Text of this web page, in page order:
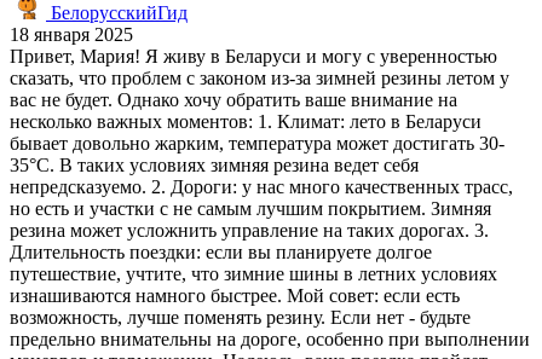
БелорусскийГид
18 января 2025
Привет, Мария! Я живу в Беларуси и могу с уверенностью
сказать, что проблем с законом из-за зимней резины летом у
вас не будет. Однако хочу обратить ваше внимание на
несколько важных моментов: 1. Климат: лето в Беларуси
бывает довольно жарким, температура может достигать 30-
35°C. В таких условиях зимняя резина ведет себя
непредсказуемо. 2. Дороги: у нас много качественных трасс,
но есть и участки с не самым лучшим покрытием. Зимняя
резина может усложнить управление на таких дорогах. 3.
Длительность поездки: если вы планируете долгое
путешествие, учтите, что зимние шины в летних условиях
изнашиваются намного быстрее. Мой совет: если есть
возможность, лучше поменять резину. Если нет - будьте
предельно внимательны на дороге, особенно при выполнении